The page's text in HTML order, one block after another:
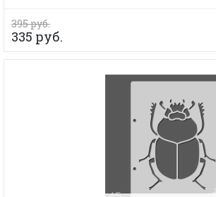
395 руб.
335 руб.